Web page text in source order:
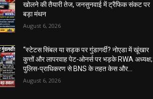
खोलने की तैयारी तेज, जनसुनवाई में ट्रैफिक संकट पर
बड़ा मंथन
August 6, 2026
“स्टेटस सिंबल या सड़क पर गुंडागर्दी? नोएडा में खूंखार
कुत्तों और लापरवाह पेट-ओनर्स पर भड़के RWA अध्यक्ष;
पुलिस-प्राधिकरण से BNS के तहत केस और...
August 6, 2026